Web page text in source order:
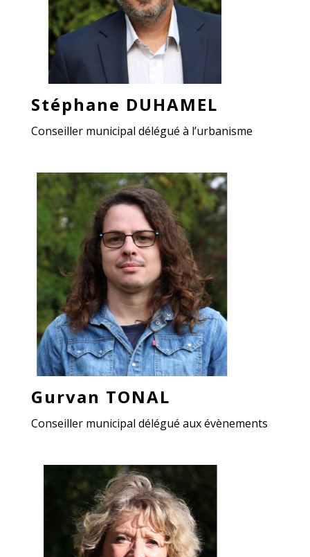
Stéphane DUHAMEL
Conseiller municipal délégué à l’urbanisme
Gurvan TONAL
Conseiller municipal délégué aux évènements